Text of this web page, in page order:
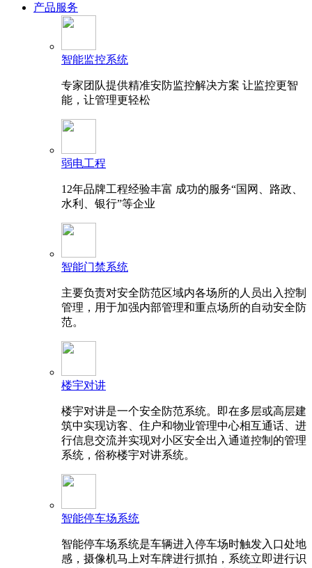
产品服务
智能监控系统
专家团队提供精准安防监控解决方案 让监控更智
能，让管理更轻松
弱电工程
12年品牌工程经验丰富 成功的服务“国网、路政、
水利、银行”等企业
智能门禁系统
主要负责对安全防范区域内各场所的人员出入控制
管理，用于加强内部管理和重点场所的自动安全防
范。
楼宇对讲
楼宇对讲是一个安全防范系统。即在多层或高层建
筑中实现访客、住户和物业管理中心相互通话、进
行信息交流并实现对小区安全出入通道控制的管理
系统，俗称楼宇对讲系统。
智能停车场系统
智能停车场系统是车辆进入停车场时触发入口处地
感，摄像机马上对车牌进行抓拍，系统立即进行识